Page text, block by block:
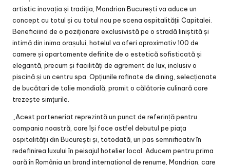
artistic inovația și tradiția, Mondrian București va aduce un
concept cu totul și cu totul nou pe scena ospitalității Capitalei.
Beneficiind de o poziționare exclusivistă pe o stradă liniștită și
intimă din inima orașului, hotelul va oferi aproximativ 100 de
camere și apartamente definite de o estetică sofisticată și
elegantă, precum și facilități de agrement de lux, inclusiv o
piscină și un centru spa. Opțiunile rafinate de dining, selecționate
de bucătari de talie mondială, promit o călătorie culinară care
trezește simțurile.
„Acest parteneriat reprezintă un punct de referință pentru
compania noastră, care își face astfel debutul pe piața
ospitalității din București și, totodată, un pas semnificativ în
redefinirea luxului în peisajul hotelier local. Aducem pentru prima
oară în România un brand internațional de renume, Mondrian, care